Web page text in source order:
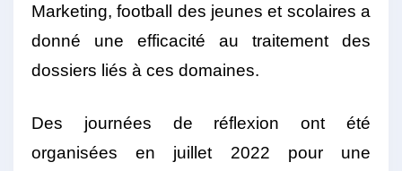
Marketing, football des jeunes et scolaires a
donné une efficacité au traitement des
dossiers liés à ces domaines.
Des journées de réflexion ont été
organisées en juillet 2022 pour une